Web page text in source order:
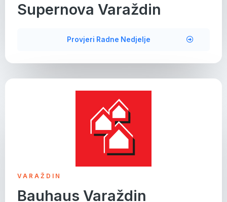
Supernova Varaždin
Provjeri Radne Nedjelje
VARAŽDIN
Bauhaus Varaždin